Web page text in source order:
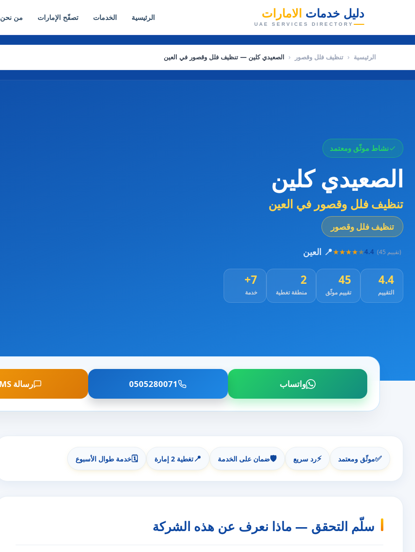
دليل خدمات الامارات
UAE SERVICES DIRECTORY
الرئيسية الخدمات تصفّح الإمارات من نحن
الرئيسية ‹ تنظيف فلل وقصور ‹ الصعيدي كلين — تنظيف فلل وقصور في العين
نشاط موثّق ومعتمد
الصعيدي كلين
تنظيف فلل وقصور في العين
تنظيف فلل وقصور
★★★★★4.4 (45 تقييم) 📍 العين
4.4
التقييم
45
تقييم موثّق
2
منطقة تغطية
7+
خدمة
واتساب 0505280071 رسالة SMS
✅موثّق ومعتمد ⚡رد سريع 🛡️ضمان على الخدمة 📍تغطية 2 إمارة 🗓️خدمة طوال الأسبوع
سلّم التحقق — ماذا نعرف عن هذه الشركة